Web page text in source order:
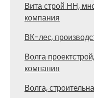
Вита строй НН,
компания
ВК-лес,
Волга
компания
Волга,